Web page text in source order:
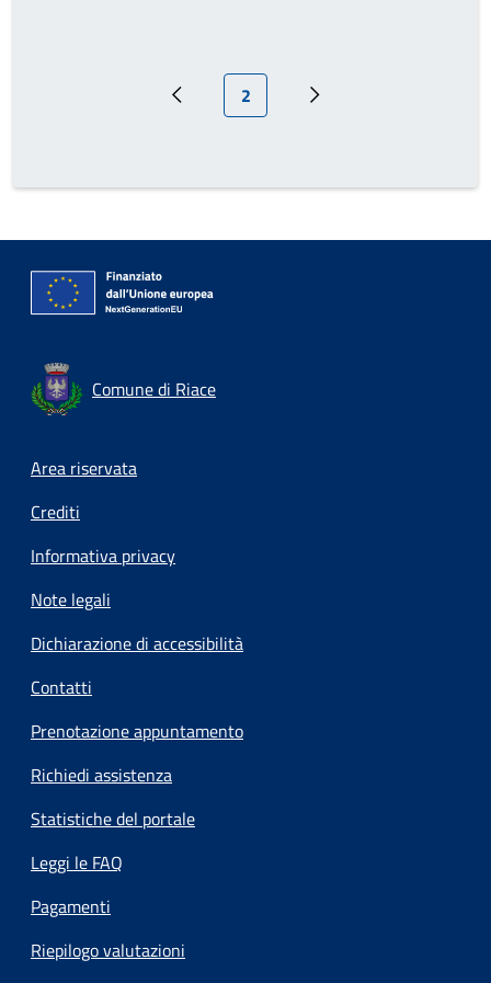
Pagina precedente
Pagina attuale
2 Pagina successiva
Comune di Riace
Footer menu
Area riservata
Crediti
Informativa privacy
Note legali
Dichiarazione di accessibilità
Contatti
Prenotazione appuntamento
Richiedi assistenza
Statistiche del portale
Leggi le FAQ
Pagamenti
Riepilogo valutazioni